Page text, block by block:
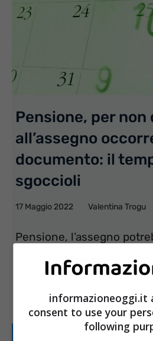
Pensione, per non
all’assegno
documento: il
sgoccioli
17 Maggio 2022 Valentina Trogu
Pensione, l’assegno
erogato in caso di
preciso documento che
richiesto dall’INPS.
informazioneoggi.it
consent to use your
following